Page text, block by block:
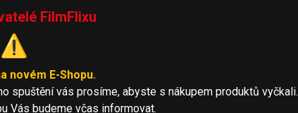
FilmFlixu
⚠️
novém E-Shopu.
spuštění vás prosíme, abyste s nákupem produktů vyčkali.
Vás budeme včas informovat.